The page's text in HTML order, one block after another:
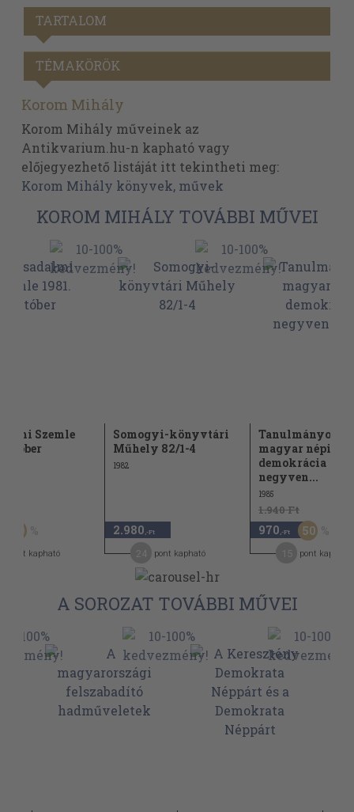
TARTALOM
TÉMAKÖRÖK
Korom Mihály
Korom Mihály műveinek az
Antikvarium.hu-n kapható vagy
előjegyezhető listáját itt tekintheti meg:
Korom Mihály könyvek, művek
KOROM MIHÁLY TOVÁBBI MŰVEI
Szemle
50
pont kapható
Somogyi-könyvtári
Műhely 82/1-4
1982
2.980 ,-Ft
pont kapható
Tanulmányok a
magyar népi
demokrácia
negyven...
1985
1.940 Ft
970 ,-Ft 50
pont kapható
A SOROZAT TOVÁBBI MŰVEI